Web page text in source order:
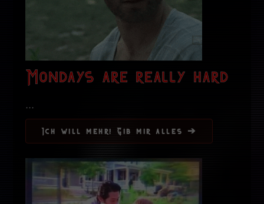
Mondays are really hard
...
Ich will mehr! Gib mir alles ➔